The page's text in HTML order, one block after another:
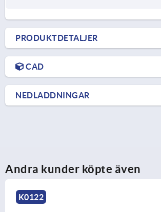
PRODUKTDETALJER
CAD
NEDLADDNINGAR
Andra kunder köpte även
K0122